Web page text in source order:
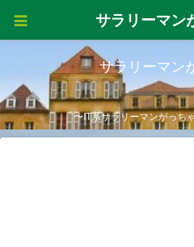
サラリーマン
〜IT系サラリーマンがっち
サラリーマン